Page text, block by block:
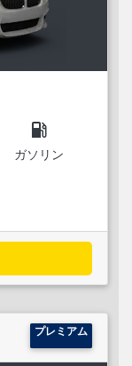
local_gas_station
ガソリン
プレミアム